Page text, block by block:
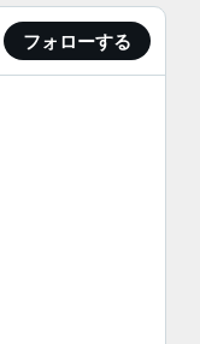
フォローする